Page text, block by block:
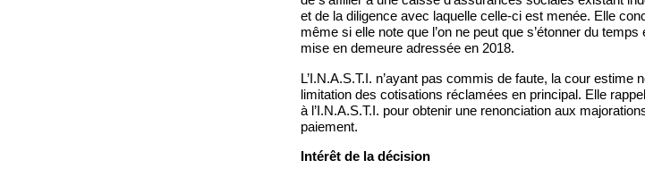
et de la diligence avec laquelle celle-ci est menée. Elle
même si elle note que l’on ne peut que s’étonner du
mise en demeure adressée en 2018.
L’I.N.A.S.T.I. n’ayant pas commis de faute, la cour estime
limitation des cotisations réclamées en principal. Elle
à l’I.N.A.S.T.I. pour obtenir une renonciation aux
paiement.
Intérêt de la décision